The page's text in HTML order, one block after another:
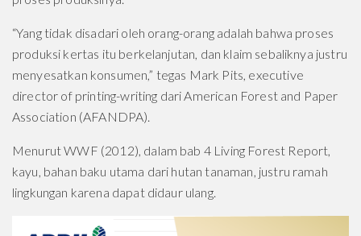
“Yang tidak disadari oleh orang-orang adalah bahwa proses
produksi kertas itu berkelanjutan, dan klaim sebaliknya justru
menyesatkan konsumen,” tegas Mark Pits, executive
director of printing-writing dari American Forest and Paper
Association (AFANDPA).
Menurut WWF (2012), dalam bab 4 Living Forest Report,
kayu, bahan baku utama dari hutan tanaman, justru ramah
lingkungan karena dapat didaur ulang.